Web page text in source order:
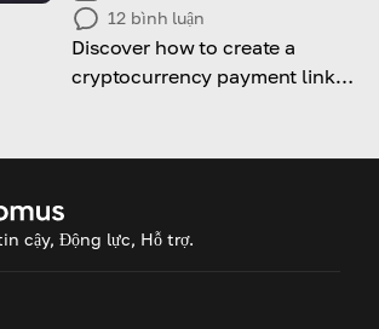
12 bình luận
Discover how to create a
cryptocurrency payment link
cậy, Động lực, Hỗ trợ.